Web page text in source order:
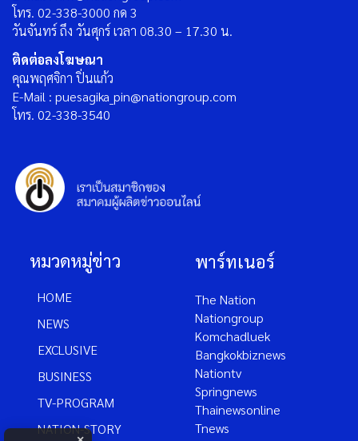
โทร. 02-338-3000 กด 3
วันจันทร์ ถึง วันศุกร์ เวลา 08.30 – 17.30 น.
ติดต่อลงโฆษณา
คุณพฤศจิกา ปิ่นแก้ว
E-Mail : puesagika_pin@nationgroup.com
โทร. 02-338-3540
หมวดหมู่ข่าว
HOME
NEWS
EXCLUSIVE
BUSINESS
TV-PROGRAM
NATION-STORY
พาร์ทเนอร์
The Nation
Nationgroup
Komchadluek
Bangkokbiznews
Nationtv
Springnews
Thainewsonline
Tnews